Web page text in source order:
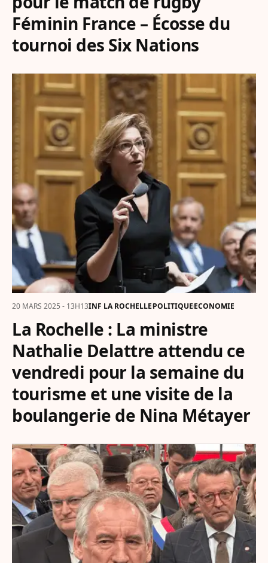
Féminin France – Écosse du
tournoi des Six Nations
20 MARS 2025 - 13H13INF LA ROCHELLEPOLITIQUEECONOMIE
La Rochelle : La ministre
Nathalie Delattre attendu ce
vendredi pour la semaine du
tourisme et une visite de la
boulangerie de Nina Métayer